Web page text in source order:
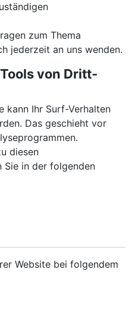
zum Thema
jederzeit an uns wenden.
von Dritt­
kann Ihr Surf-Verhalten
Das geschieht vor
diesen
Sie in der folgenden
Website bei folgendem